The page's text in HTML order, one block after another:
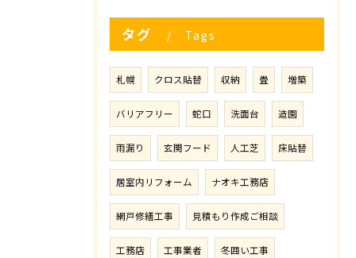
タグ Tags
札幌 クロス貼替 収納 畳 増築
バリアフリー 蛇口 洗面台 造園
雨漏り 玄関フード 人工芝 床貼替
居室内リフォーム ナオキ工務店
網戸修繕工事 見積もり作成ご相談
工務店 工事業者 冬囲い工事